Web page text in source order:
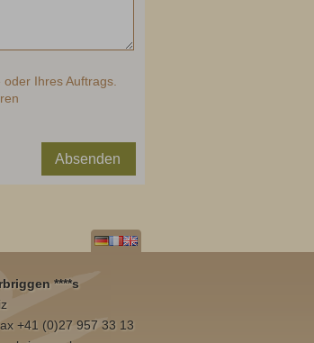
Ihres Auftrags.
Absenden
****s
+41 (0)27 957 33 13